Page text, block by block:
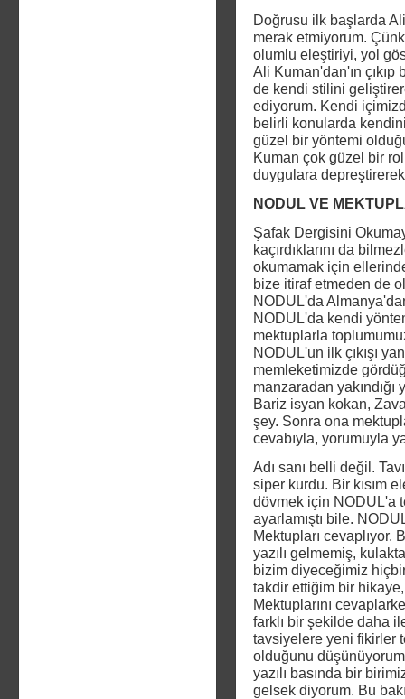
Doğrusu ilk başlarda
merak etmiyorum.
olumlu eleştiriyi, yol
Ali Kuman'dan'ın
de kendi stilini
ediyorum. Kendi
belirli konularda
güzel bir yöntemi
Kuman çok güzel bir
duygulara
NODUL VE
Şafak Dergisini
kaçırdıklarını da
okumamak için
bize itiraf etmeden de
NODUL'da
NODUL'da kendi
mektuplarla
NODUL'un ilk çıkışı
memleketimizde
manzaradan yakındığı
Bariz isyan kokan,
şey. Sonra ona
cevabıyla, yorumuyla
Adı sanı belli değil.
siper kurdu. Bir kısım
dövmek için NODUL'a
ayarlamıştı bile.
Mektupları
yazılı gelmemiş,
bizim diyeceğimiz
takdir ettiğim bir
Mektuplarını
farklı bir şekilde daha
tavsiyelere yeni fikirler
olduğunu
yazılı basında bir
gelsek diyorum. Bu